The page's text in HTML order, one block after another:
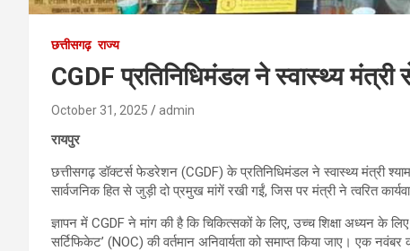
छत्तीसगढ़ राज्य
CGDF प्रतिनिधिमंडल ने स्वास्थ्य
October 31, 2025 admin
रायपुर
छत्तीसगढ़ डॉक्टर्स फेडरेशन (CGDF) के प्रतिनिधिमंडल ने स्वास्थ्य मंत्री
सार्वजनिक हित से जुड़ी दो प्रमुख मांगें रखी गईं, जिस पर मंत्री ने त्वरित
ज्ञापन में CGDF ने मांग की है कि चिकित्सकों के लिए, उच्च शिक्षा अध्यन के
सर्टिफिकेट’ (NOC) की वर्तमान अनिवार्यता को समाप्त किया जाए। एक